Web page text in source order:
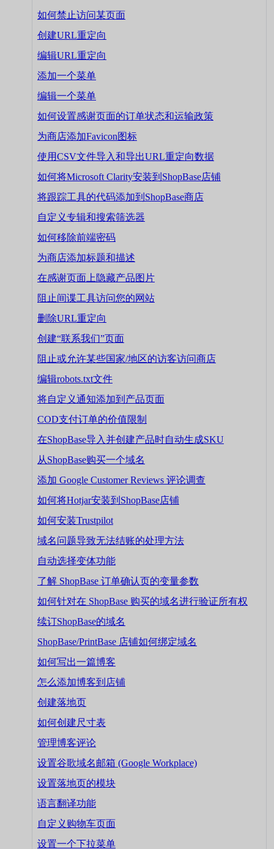
如何禁止访问某页面
创建URL重定向
编辑URL重定向
添加一个菜单
编辑一个菜单
如何设置感谢页面的订单状态和运输政策
为商店添加Favicon图标
使用CSV文件导入和导出URL重定向数据
如何将Microsoft Clarity安装到ShopBase店铺
将跟踪工具的代码添加到ShopBase商店
自定义专辑和搜索筛选器
如何移除前端密码
为商店添加标题和描述
在感谢页面上隐藏产品图片
阻止间谍工具访问您的网站
删除URL重定向
创建“联系我们”页面
阻止或允许某些国家/地区的访客访问商店
编辑robots.txt文件
将自定义通知添加到产品页面
COD支付订单的价值限制
在ShopBase导入并创建产品时自动生成SKU
从ShopBase购买一个域名
添加 Google Customer Reviews 评论调查
如何将Hotjar安装到ShopBase店铺
如何安装Trustpilot
域名问题导致无法结账的处理方法
自动选择变体功能
了解 ShopBase 订单确认页的变量参数
如何针对在 ShopBase 购买的域名进行验证所有权
续订ShopBase的域名
ShopBase/PrintBase 店铺如何绑定域名
如何写出一篇博客
怎么添加博客到店铺
创建落地页
如何创建尺寸表
管理博客评论
设置谷歌域名邮箱 (Google Workplace)
设置落地页的模块
语言翻译功能
自定义购物车页面
设置一个下拉菜单